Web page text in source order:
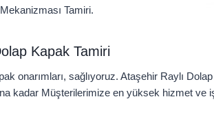
Tamiri.
Kapak Tamiri
onarımları, sağlıyoruz. Ataşehir Raylı
kadar Müşterilerimize en yüksek hizmet ve